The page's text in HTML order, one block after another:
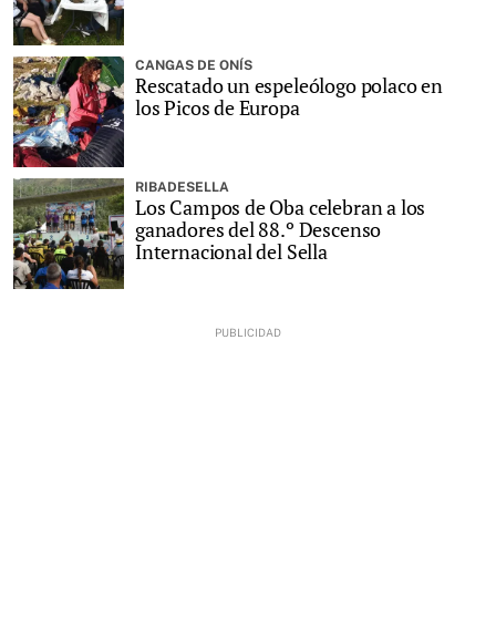
CANGAS DE ONÍS
Rescatado un espeleólogo polaco en
los Picos de Europa
RIBADESELLA
Los Campos de Oba celebran a los
ganadores del 88.º Descenso
Internacional del Sella